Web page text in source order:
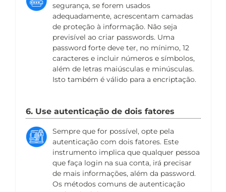
segurança, se forem usados
adequadamente, acrescentam camadas
de proteção à informação. Não seja
previsível ao criar passwords. Uma
password forte deve ter, no mínimo, 12
caracteres e incluir números e símbolos,
além de letras maiúsculas e minúsculas.
Isto também é válido para a encriptação.
6. Use autenticação de dois fatores
Sempre que for possível, opte pela
autenticação com dois fatores. Este
instrumento implica que qualquer pessoa
que faça login na sua conta, irá precisar
de mais informações, além da password.
Os métodos comuns de autenticação